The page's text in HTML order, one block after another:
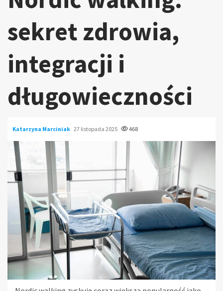
sekret zdrowia,
integracji i
długowieczności
Katarzyna Marciniak 27 listopada 2025 468